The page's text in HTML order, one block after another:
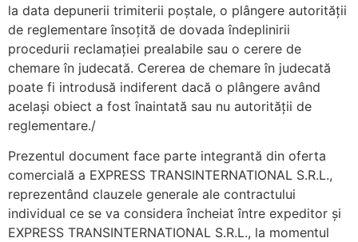
la data depunerii trimiterii poștale, o plângere autorității
de reglementare însoțită de dovada îndeplinirii
procedurii reclamației prealabile sau o cerere de
chemare în judecată. Cererea de chemare în judecată
poate fi introdusă indiferent dacă o plângere având
același obiect a fost înaintată sau nu autorității de
reglementare./
Prezentul document face parte integrantă din oferta
comercială a EXPRESS TRANSINTERNATIONAL S.R.L.,
reprezentând clauzele generale ale contractului
individual ce se va considera încheiat între expeditor și
EXPRESS TRANSINTERNATIONAL S.R.L., la momentul